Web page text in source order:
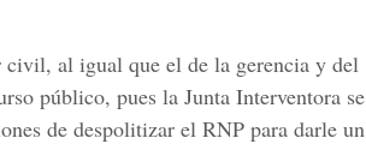
civil, al igual que el de la gerencia y del
público, pues la Junta Interventora se
de despolitizar el RNP para darle un